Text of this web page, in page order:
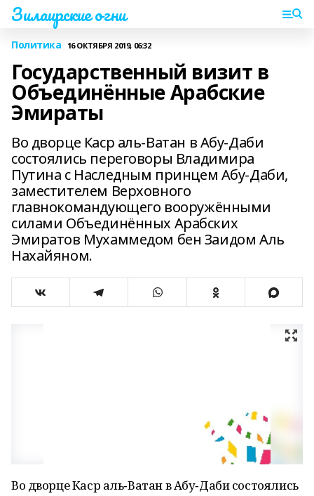
Зилаирские огни
Политика 16 ОКТЯБРЯ 2019, 06:32
Государственный визит в
Объединённые Арабские
Эмираты
Во дворце Каср аль‑Ватан в Абу‑Даби
состоялись переговоры Владимира
Путина с Наследным принцем Абу‑Даби,
заместителем Верховного
главнокомандующего вооружёнными
силами Объединённых Арабских
Эмиратов Мухаммедом бен Заидом Аль
Нахайяном.
Во дворце Каср аль‑Ватан в Абу‑Даби состоялись